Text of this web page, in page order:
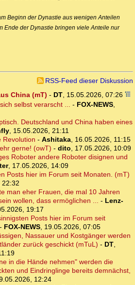
Beginn der Dynastie aus wenigen Anteilen
Ende der Dynastie bringen viele Anteile nur
RSS-Feed dieser Diskussion
China (mT) - DT, 15.05.2026, 07:26
selbst verarscht ... - FOX-NEWS,
Deutschland und China haben eines
, 15.05.2026, 21:11
Revolution - Ashitaka, 16.05.2026, 11:15
gerne! (owT) - dito, 17.05.2026, 10:09
Roboter andere Roboter disignen und
, 17.05.2026, 14:09
Posts hier im Forum seit Monaten. (mT)
22:32
man eher Frauen, die mal 10 Jahren
wollen, dass ermöglichen ... - Lenz-
19:17
Posts hier im Forum seit
- FOX-NEWS, 19.05.2026, 07:05
Nassauer und Kostgänger werden
zurück geschickt (mTuL) - DT,
in die Hände nehmen" werden die
und Eindringlinge bereits demnächst,
12:24